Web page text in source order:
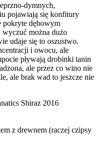
dymnych,
pojawiają się konfitury
pokryte dębowym
można dużo
udaje się to oszustwo.
i owocu, ale
pływają drobinki tanin
ale przez co wino nie
ale brak wad to jeszcze nie
Shiraz 2016
z drewnem (raczej czipsy